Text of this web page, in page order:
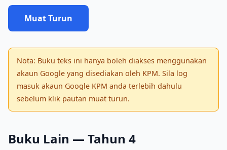
Muat Turun
Nota: Buku teks ini hanya boleh diakses menggunakan
akaun Google yang disediakan oleh KPM. Sila log
masuk akaun Google KPM anda terlebih dahulu
sebelum klik pautan muat turun.
Buku Lain — Tahun 4